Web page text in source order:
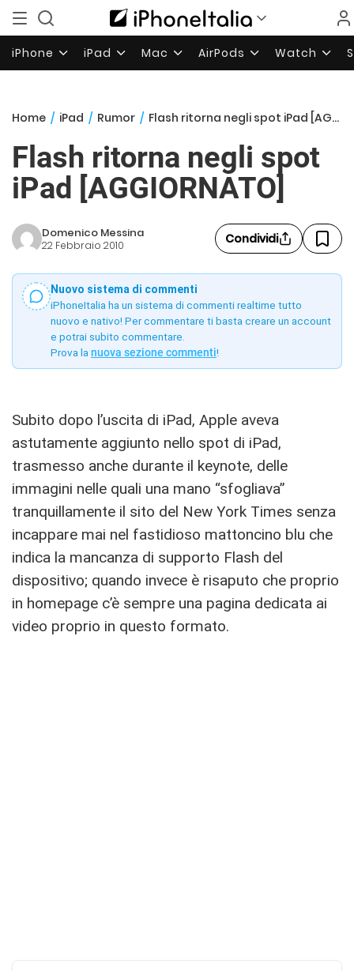
iPhone iPad Mac AirPods Watch
Home / iPad / Rumor / Flash ritorna negli spot iPad [AGGIORNATO]
Flash ritorna negli spot
iPad [AGGIORNATO]
Domenico Messina
22 Febbraio 2010 Condividi
Nuovo sistema di commenti
iPhoneItalia ha un sistema di commenti realtime tutto
nuovo e nativo! Per commentare ti basta creare un account
e potrai subito commentare.
Prova la nuova sezione commenti!
Subito dopo l’uscita di iPad, Apple aveva
astutamente aggiunto nello spot di iPad,
trasmesso anche durante il keynote, delle
immagini nelle quali una mano “sfogliava”
tranquillamente il sito del New York Times senza
incappare mai nel fastidioso mattoncino blu che
indica la mancanza di supporto Flash del
dispositivo; quando invece è risaputo che proprio
in homepage c’è sempre una pagina dedicata ai
video proprio in questo formato.